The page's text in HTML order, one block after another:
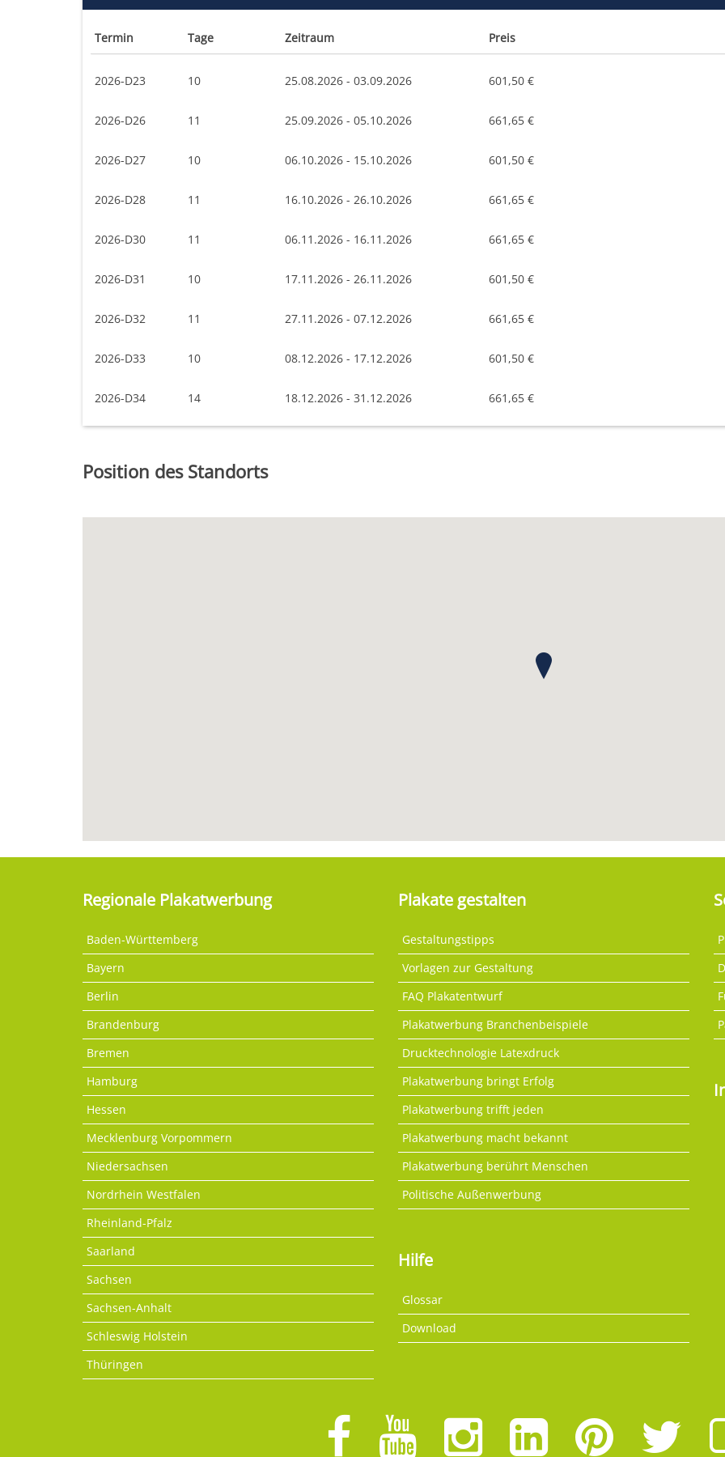
Termin Tage Zeitraum Preis
2026-D23 10 25.08.2026 - 03.09.2026 601,50 €
2026-D26 11 25.09.2026 - 05.10.2026 661,65 €
2026-D27 10 06.10.2026 - 15.10.2026 601,50 €
2026-D28 11 16.10.2026 - 26.10.2026 661,65 €
2026-D30 11 06.11.2026 - 16.11.2026 661,65 €
2026-D31 10 17.11.2026 - 26.11.2026 601,50 €
2026-D32 11 27.11.2026 - 07.12.2026 661,65 €
2026-D33 10 08.12.2026 - 17.12.2026 601,50 €
2026-D34 14 18.12.2026 - 31.12.2026 661,65 €
Position des Standorts
Regionale Plakatwerbung
Baden-Württemberg
Bayern
Berlin
Brandenburg
Bremen
Hamburg
Hessen
Mecklenburg Vorpommern
Niedersachsen
Nordrhein Westfalen
Rheinland-Pfalz
Saarland
Sachsen
Sachsen-Anhalt
Schleswig Holstein
Thüringen
Plakate gestalten
Gestaltungstipps
Vorlagen zur Gestaltung
FAQ Plakatentwurf
Plakatwerbung Branchenbeispiele
Drucktechnologie Latexdruck
Plakatwerbung bringt Erfolg
Plakatwerbung trifft jeden
Plakatwerbung macht bekannt
Plakatwerbung berührt Menschen
Politische Außenwerbung
Hilfe
Glossar
Download